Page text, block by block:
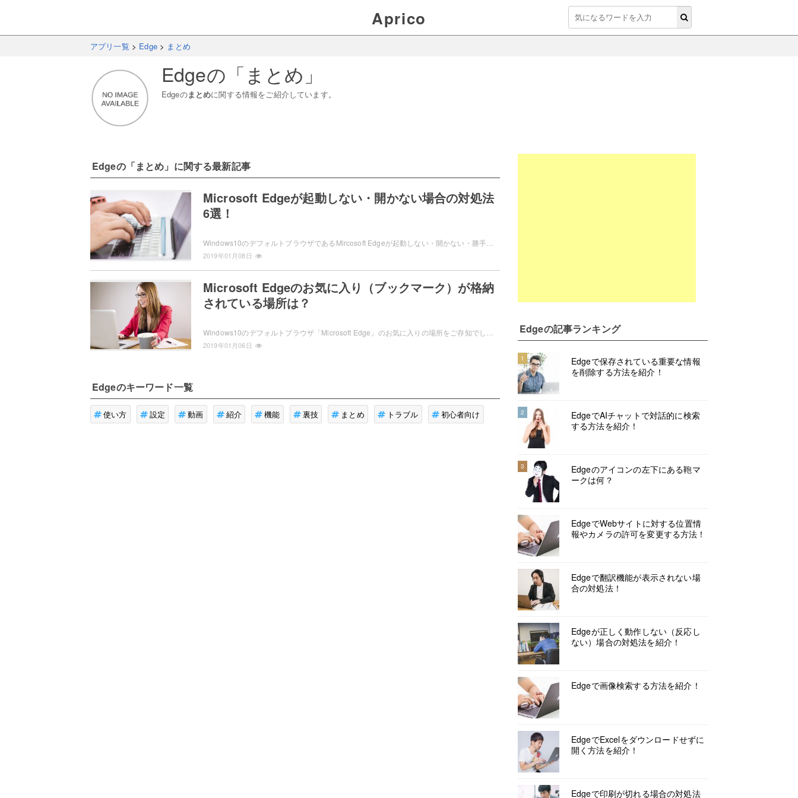
Aprico
アプリ一覧 > Edge> まとめ
Edgeの「まとめ 」
Edgeのまとめに関する情報をご紹介しています。
Edgeの「まとめ 」に関する最新記事
Microsoft Edgeが起動しない・開かない場合の対処法
6選！
2019年01月08日
Microsoft Edgeのお気に入り（ブックマーク）が格納
されている場所は？
2019年01月06日
Edgeのキーワード一覧
使い方 設定 動画 紹介 機能 裏技 まとめ トラブル 初心者向け
Edgeの記事ランキング
1
Edgeで保存されている重要な情報
を削除する方法を紹介！
2
EdgeでAIチャットで対話的に検索
する方法を紹介！
3
Edgeのアイコンの左下にある鞄マ
ークは何？
EdgeでWebサイトに対する位置情
報やカメラの許可を変更する方法！
Edgeで翻訳機能が表示されない場
合の対処法！
Edgeが正しく動作しない（反応し
ない）場合の対処法を紹介！
Edgeで画像検索する方法を紹介！
EdgeでExcelをダウンロードせずに
開く方法を紹介！
Edgeで印刷が切れる場合の対処法